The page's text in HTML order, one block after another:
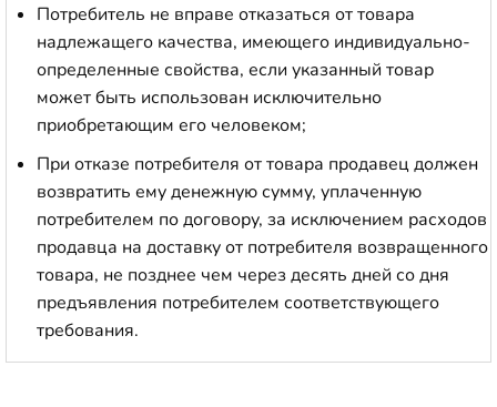
Потребитель не вправе отказаться от товара
надлежащего качества, имеющего индивидуально-
определенные свойства, если указанный товар
может быть использован исключительно
приобретающим его человеком;
При отказе потребителя от товара продавец должен
возвратить ему денежную сумму, уплаченную
потребителем по договору, за исключением расходов
продавца на доставку от потребителя возвращенного
товара, не позднее чем через десять дней со дня
предъявления потребителем соответствующего
требования.